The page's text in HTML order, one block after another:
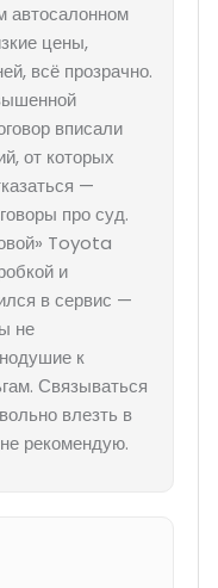
автосалонном
цены,
всё прозрачно.
вписали
от которых
—
про суд.
Toyota
и
в сервис —
не
к
Связываться
влезть в
рекомендую.